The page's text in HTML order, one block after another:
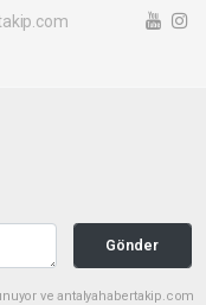
Gönder
ve antalyahabertakip.com